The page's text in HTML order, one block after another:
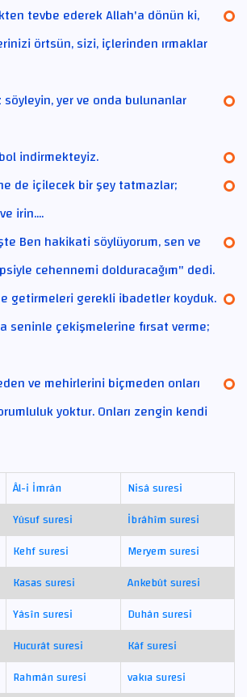
tevbe ederek Allah'a dönün ki,
örtsün, sizi, içlerinden ırmaklar
söyleyin, yer ve onda bulunanlar
indirmekteyiz.
de içilecek bir şey tatmazlar;
irin....
Ben hakikati söylüyorum, sen ve
cehennemi dolduracağım" dedi.
getirmeleri gerekli ibadetler koyduk.
seninle çekişmelerine fırsat verme;
ve mehirlerini biçmeden onları
yoktur. Onları zengin kendi
Âl-i İmrân
Nisâ suresi
Yûsuf suresi
İbrâhîm suresi
Kehf suresi
Meryem suresi
Kasas suresi
Ankebût suresi
Yâsîn suresi
Duhân suresi
Hucurât suresi
Kâf suresi
Rahmân suresi
vakıa suresi